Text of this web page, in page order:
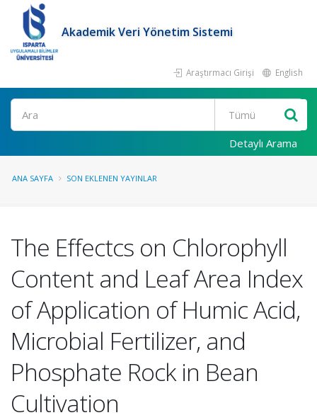
Akademik Veri Yönetim Sistemi
Araştırmacı Girişi English
Ara
Detaylı Arama
ANA SAYFA SON EKLENEN YAYINLAR
The Effectcs on Chlorophyll
Content and Leaf Area Index
of Application of Humic Acid,
Microbial Fertilizer, and
Phosphate Rock in Bean
Cultivation